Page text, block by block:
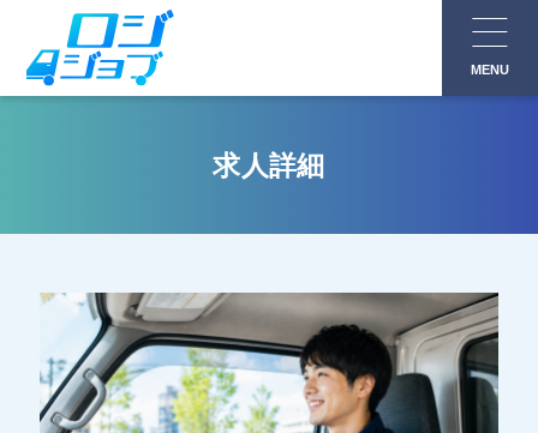
MENU
求人詳細